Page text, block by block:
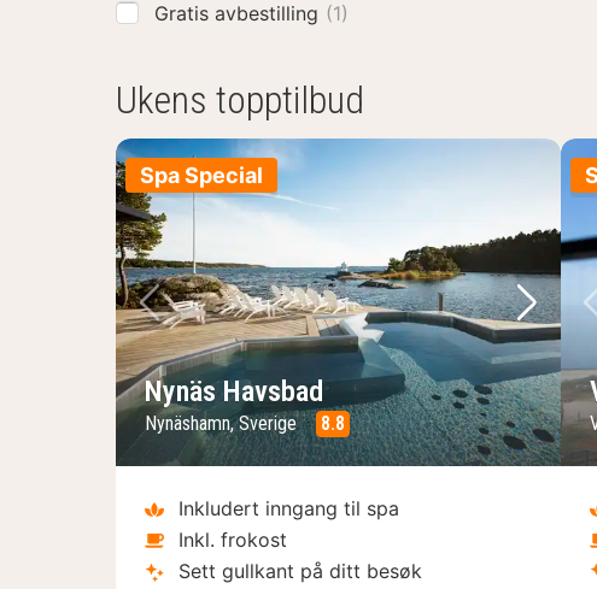
Gratis avbestilling (1)
Ukens topptilbud
Spa Special
Forrige bilde
Neste
Nynäs Havsbad
Nynäshamn, Sverige 8.8
Inkludert inngang til spa
Inkl. frokost
Sett gullkant på ditt besøk